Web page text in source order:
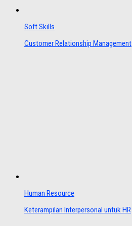
Soft Skills
Customer Relationship Management
Human Resource
Keterampilan Interpersonal untuk HR